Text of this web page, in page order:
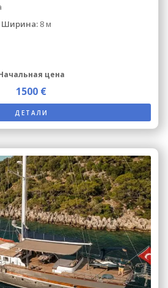
Ширина: 8 м
цена
1500 €
ДЕТАЛИ